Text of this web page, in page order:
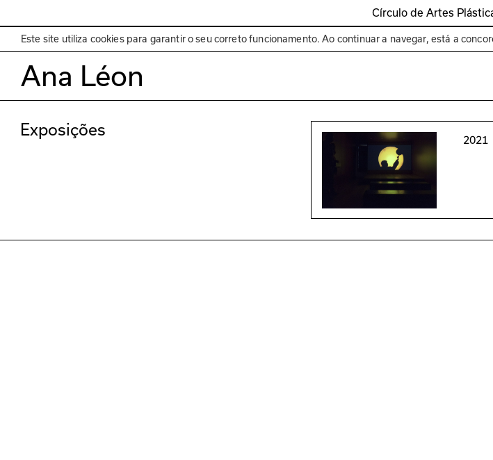
Círculo de Artes
EN Programa Espaços
Este site utiliza cookies para garantir o seu correto funcionamento. Ao continuar a navegar, está a
Ana Léon
Exposições
2021